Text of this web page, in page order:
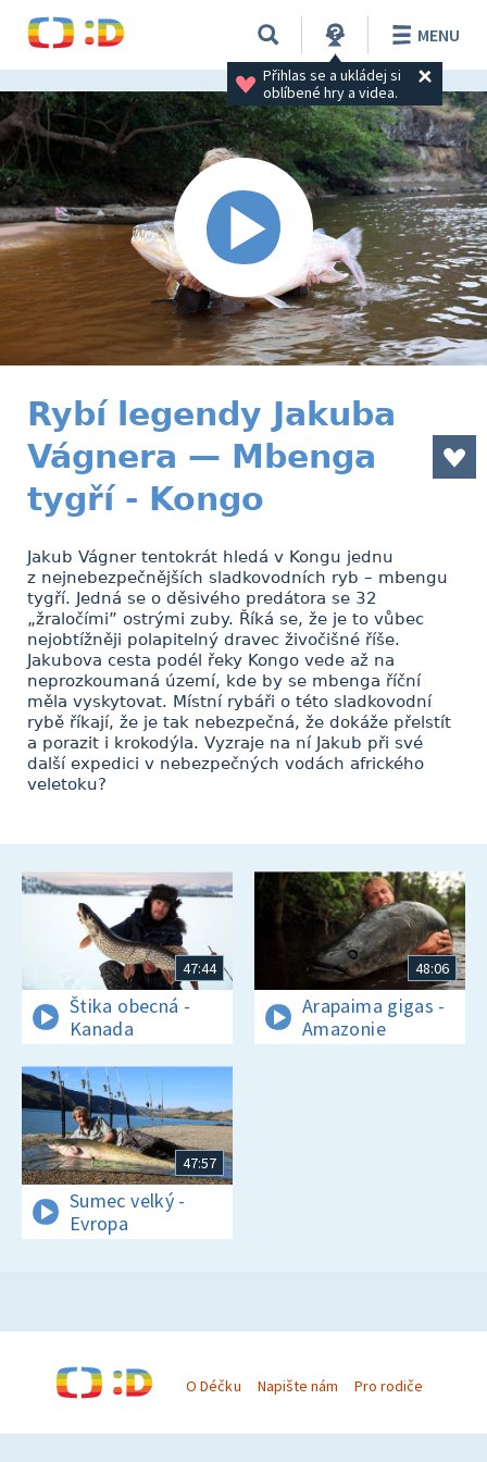
Přihlas se a ukládej si
oblíbené hry a videa.
MENU
Rybí legendy Jakuba
Vágnera — Mbenga
tygří - Kongo
Jakub Vágner tentokrát hledá v Kongu jednu
z nejnebezpečnějších sladkovodních ryb – mbengu
tygří. Jedná se o děsivého predátora se 32
„žraločími” ostrými zuby. Říká se, že je to vůbec
nejobtížněji polapitelný dravec živočišné říše.
Jakubova cesta podél řeky Kongo vede až na
neprozkoumaná území, kde by se mbenga říční
měla vyskytovat. Místní rybáři o této sladkovodní
rybě říkají, že je tak nebezpečná, že dokáže přelstít
a porazit i krokodýla. Vyzraje na ní Jakub při své
další expedici v nebezpečných vodách afrického
veletoku?
47:44
Štika obecná -
Kanada
48:06
Arapaima gigas -
Amazonie
47:57
Sumec velký -
Evropa
O Déčku Napište nám Pro rodiče